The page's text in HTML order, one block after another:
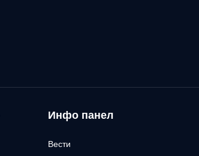
Инфо панел
Вести